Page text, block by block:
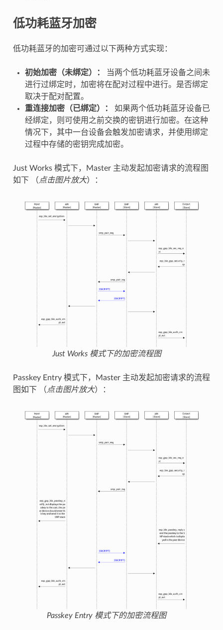
低功耗蓝牙加密
低功耗蓝牙的加密可通过以下两种方式实现：
初始加密（未绑定）：
当两个低功耗蓝牙设备之间未
进行过绑定时，加密将在配对过程中进行。是否绑定
取决于配对配置。
重连接加密（已绑定）：
如果两个低功耗蓝牙设备已
经绑定，则可使用之前交换的密钥进行加密。在这种
情况下，其中一台设备会触发加密请求，并使用绑定
过程中存储的密钥完成加密。
Just Works 模式下，Master 主动发起加密请求的流程图
如下 （ 点击图片放大）：
Just Works 模式下的加密流程图
Passkey Entry 模式下，Master 主动发起加密请求的流程
图如下 （ 点击图片放大）：
Passkey Entry 模式下的加密流程图